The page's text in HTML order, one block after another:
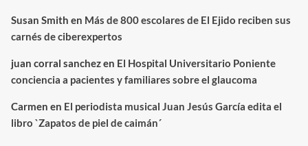
Susan Smith en Más de 800 escolares de El Ejido reciben sus
carnés de ciberexpertos
juan corral sanchezen El Hospital Universitario Poniente
conciencia a pacientes y familiares sobre el glaucoma
Carmen en El periodista musical Juan Jesús García edita el
libro `Zapatos de piel de caimán´